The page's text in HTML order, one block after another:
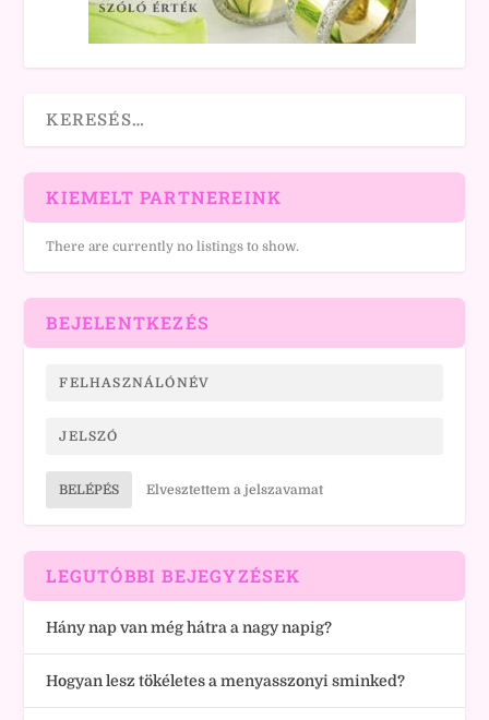
KIEMELT PARTNEREINK
There are currently no listings to show.
BEJELENTKEZÉS
BELÉPÉS Elvesztettem a jelszavamat
LEGUTÓBBI BEJEGYZÉSEK
Hány nap van még hátra a nagy napig?
Hogyan lesz tökéletes a menyasszonyi sminked?